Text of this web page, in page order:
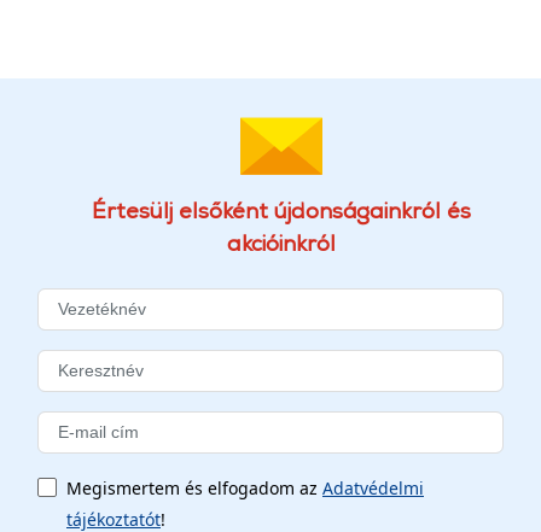
Értesülj elsőként újdonságainkról és
akcióinkról
Megismertem és elfogadom az Adatvédelmi
tájékoztatót!